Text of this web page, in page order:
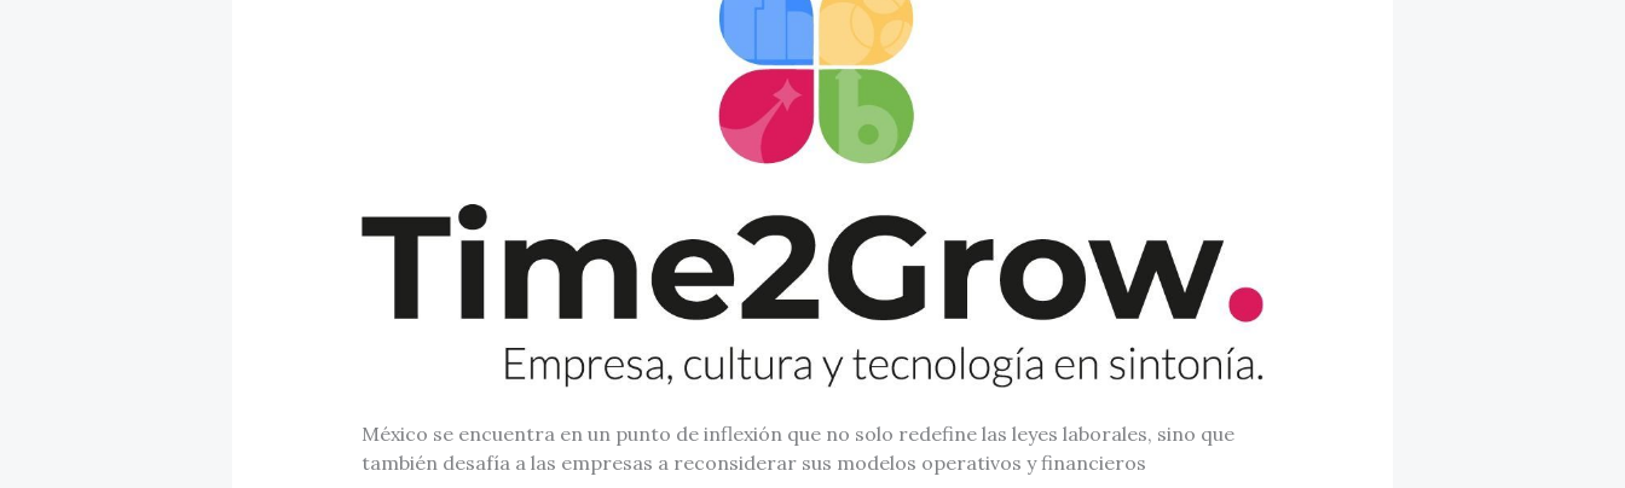
México se encuentra en un punto de inflexión que no solo redefine las leyes laborales, sino que
también desafía a las empresas a reconsiderar sus modelos operativos y financieros